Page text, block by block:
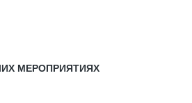
МЕРОПРИЯТИЯХ